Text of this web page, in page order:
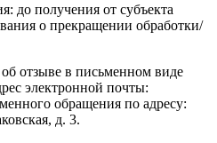
до получения от субъекта
о прекращении обработки/
отзыве в письменном виде
электронной почты:
обращения по адресу:
д. 3.